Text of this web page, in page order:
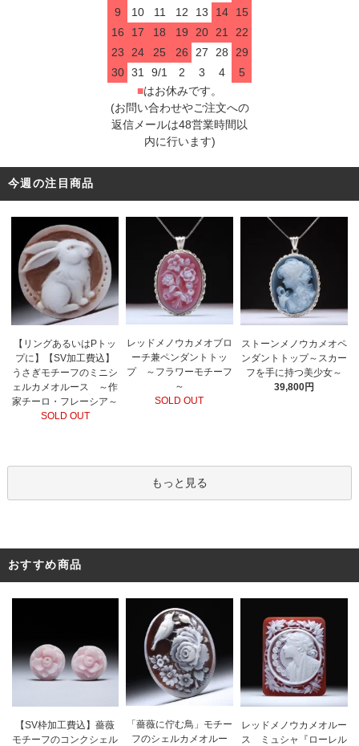
9
10 11 12 13 14
15
16
17 18 19 20 21
22
23
24 25 26 27 28
29
30 31 9/1 2 3 4
5
■はお休みです。
(お問い合わせやご注文への
返信メールは48営業時間以
内に行います)
今週の注目商品
【リングあるいはPトッ
プに】【SV加工費込】
うさぎモチーフのミニシ
ェルカメオルース ～作
家チーロ・フレーシア～
SOLD OUT
レッドメノウカメオブロ
ーチ兼ペンダントトッ
プ ～フラワーモチーフ
～
SOLD OUT
ストーンメノウカメオペ
ンダントトップ～スカー
フを手に持つ美少女～
39,800円
もっと見る
おすすめ商品
【SV枠加工費込】薔薇
モチーフのコンクシェル
「薔薇に佇む鳥」モチー
フのシェルカメオルー
レッドメノウカメオルー
ス ミュシャ『ローレル